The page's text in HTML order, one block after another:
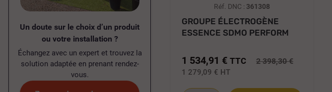
Un doute sur le choix d’un produit
ou votre installation ?
Échangez avec un expert et trouvez la
solution adaptée en prenant rendez-
vous.
Réf. DNC : 361308
GROUPE ÉLECTROGÈNE
ESSENCE SDMO PERFORM
1 534,91 € TTC 2 398,30 €
1 279,09 € HT